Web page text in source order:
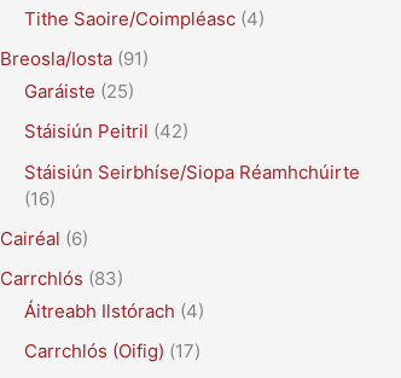
Tithe Saoire/Coimpléasc (4)
Breosla/Iosta (91)
Garáiste (25)
Stáisiún Peitril (42)
Stáisiún Seirbhíse/Siopa Réamhchúirte
(16)
Cairéal (6)
Carrchlós (83)
Áitreabh Ilstórach (4)
Carrchlós (Oifig) (17)